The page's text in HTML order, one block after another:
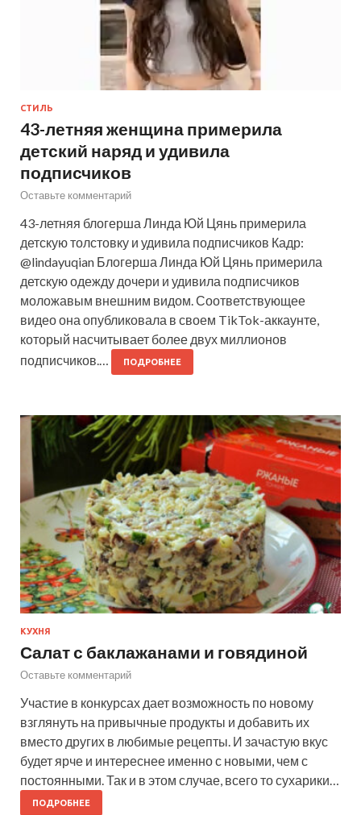
СТИЛЬ
43-летняя женщина примерила
детский наряд и удивила
подписчиков
Оставьте комментарий
43-летняя блогерша Линда Юй Цянь примерила
детскую толстовку и удивила подписчиков Кадр:
@lindayuqian Блогерша Линда Юй Цянь примерила
детскую одежду дочери и удивила подписчиков
моложавым внешним видом. Соответствующее
видео она опубликовала в своем TikTok-аккаунте,
который насчитывает более двух миллионов
подписчиков.…
ПОДРОБНЕЕ
КУХНЯ
Салат с баклажанами и говядиной
Оставьте комментарий
Участие в конкурсах дает возможность по новому
взглянуть на привычные продукты и добавить их
вместо других в любимые рецепты. И зачастую вкус
будет ярче и интереснее именно с новыми, чем с
постоянными. Так и в этом случае, всего то сухарики…
ПОДРОБНЕЕ